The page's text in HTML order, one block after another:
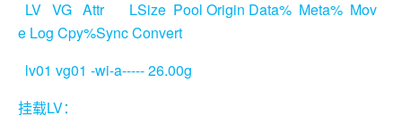
LV VG Attr LSize Pool Origin Data% Meta% Mov
e Log Cpy%Sync Convert
lv01 vg01 -wi-a----- 26.00g
挂载LV：